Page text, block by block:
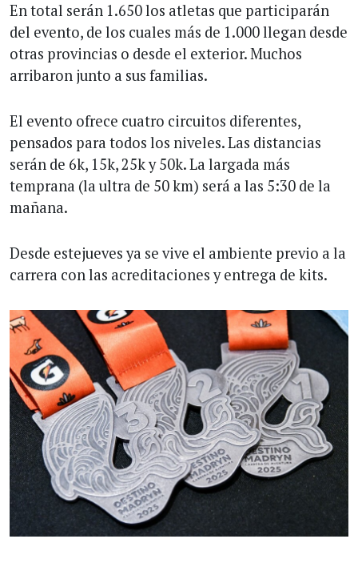
En total serán 1.650 los atletas que participarán
del evento, de los cuales más de 1.000 llegan desde
otras provincias o desde el exterior. Muchos
arribaron junto a sus familias.
El evento ofrece cuatro circuitos diferentes,
pensados para todos los niveles. Las distancias
serán de 6k, 15k, 25k y 50k. La largada más
temprana (la ultra de 50 km) será a las 5:30 de la
mañana.
Desde estejueves ya se vive el ambiente previo a la
carrera con las acreditaciones y entrega de kits.